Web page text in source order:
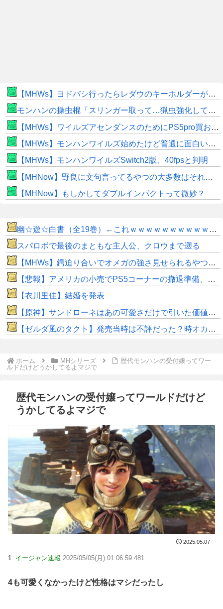
【MHWs】ヨドバシ行ったらレダウのキーホルダーが100円で売ってて草
モンハンの操虫棍「スリンガー取って…猟虫強化して…エキス取って… よし、戦うぞ」←これ
【MHWs】ワイルズアセンダンスのためにPS5pro買おうとしたら転売価格ばかりじゃねーか
【MHWs】モンハンワイルズ始めたけど普通に面白いじゃん
【MHWs】モンハンワイルズSwitch2版、40fpsと判明
【MHNow】野良に文句言ってるやつの大多数はそれしてないだけの雑魚だから聞く耳持つだけムダよ
【MHNow】もしかしてダブルインパクトって微妙？
幽☆遊☆白書（全19巻）←これｗｗｗｗｗｗｗｗｗｗｗｗｗｗ
スパロボで最後のまともな主人公、クロウまで遡る
【MHWs】鍔迫り合いでオメガの強さ見せられるやつ一番すき
【悲報】アメリカの小売でPS5コーナーの撤退準備、はじまる
【衣川里佳】結婚を発表
【原神】サンドローネはあの可愛さだけで引いた価値ある！
【ゼルダ風のタクト】発売当時は不評だった？時オカから激変したキャラデザに「なんじゃこりゃ」
ホーム MHシリーズ
歴代モンハンの受付嬢ってワー
ルドだけどうかしてるよマジで
歴代モンハンの受付嬢ってワールドだけど
うかしてるよマジで
2025.05.07
1: イージャン速報 2025/05/05(月) 01:06:59.481
4も可愛くなかったけど性格はマシだったし